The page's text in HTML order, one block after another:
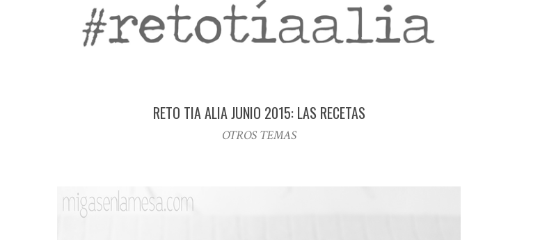
RETO TIA ALIA JUNIO 2015: LAS RECETAS
OTROS TEMAS